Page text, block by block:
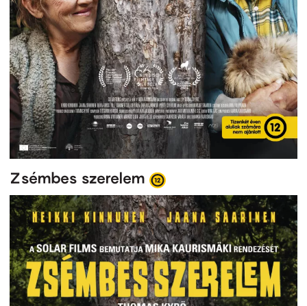
Zsémbes szerelem